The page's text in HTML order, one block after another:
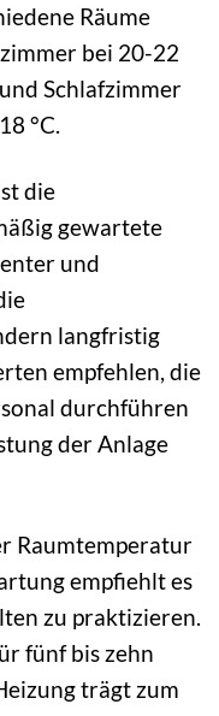
Räume
bei 20-22
Schlafzimmer
°C.
die
gewartete
und
langfristig
empfehlen, die
durchführen
der Anlage
Raumtemperatur
empfiehlt es
zu praktizieren.
fünf bis zehn
trägt zum